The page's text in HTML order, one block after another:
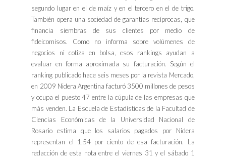
segundo lugar en el de maíz y en el tercero en el de trigo.
También opera una sociedad de garantías recíprocas, que
financia siembras de sus clientes por medio de
fideicomisos. Como no informa sobre volúmenes de
negocios ni cotiza en bolsa, esos rankings ayudan a
evaluar en forma aproximada su facturación. Según el
ranking publicado hace seis meses por la revista Mercado,
en 2009 Nidera Argentina facturó 3500 millones de pesos
y ocupa el puesto 47 entre la cúpula de las empresas que
más venden. La Escuela de Estadísticas de la Facultad de
Ciencias Económicas de la Universidad Nacional de
Rosario estima que los salarios pagados por Nidera
representan el 1,54 por ciento de esa facturación. La
redacción de esta nota entre el viernes 31 y el sábado 1